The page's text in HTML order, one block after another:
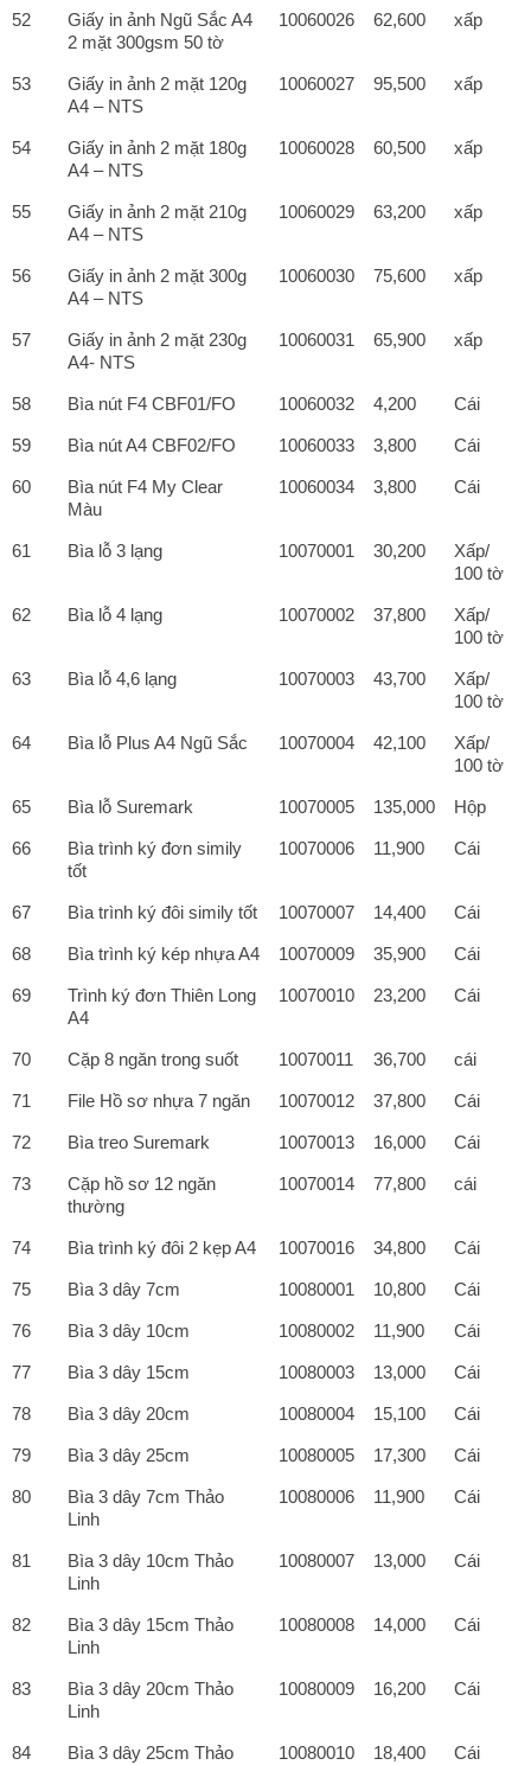
52
Giấy in ảnh Ngũ Sắc A4
2 mặt 300gsm 50 tờ
10060026 62,600 xấp
53
Giấy in ảnh 2 mặt 120g
A4 – NTS
10060027 95,500 xấp
54
Giấy in ảnh 2 mặt 180g
A4 – NTS
10060028 60,500 xấp
55
Giấy in ảnh 2 mặt 210g
A4 – NTS
10060029 63,200 xấp
56
Giấy in ảnh 2 mặt 300g
A4 – NTS
10060030 75,600 xấp
57
Giấy in ảnh 2 mặt 230g
A4- NTS
10060031 65,900 xấp
58 Bìa nút F4 CBF01/FO 10060032 4,200 Cái
59 Bìa nút A4 CBF02/FO 10060033 3,800 Cái
60
Bìa nút F4 My Clear
Màu
10060034 3,800 Cái
61 Bìa lỗ 3 lạng 10070001 30,200
Xấp/
100 tờ
62 Bìa lỗ 4 lạng 10070002 37,800
Xấp/
100 tờ
63 Bìa lỗ 4,6 lạng 10070003 43,700
Xấp/
100 tờ
64 Bìa lỗ Plus A4 Ngũ Sắc 10070004 42,100
Xấp/
100 tờ
65 Bìa lỗ Suremark 10070005 135,000 Hộp
66
Bìa trình ký đơn simily
tốt
10070006 11,900 Cái
67 Bìa trình ký đôi simily tốt 10070007 14,400 Cái
68 Bìa trình ký kép nhựa A4 10070009 35,900 Cái
69
Trình ký đơn Thiên Long
A4
10070010 23,200 Cái
70 Cặp 8 ngăn trong suốt 10070011 36,700 cái
71 File Hồ sơ nhựa 7 ngăn 10070012 37,800 Cái
72 Bìa treo Suremark 10070013 16,000 Cái
73
Cặp hồ sơ 12 ngăn
thường
10070014 77,800 cái
74 Bìa trình ký đôi 2 kẹp A4 10070016 34,800 Cái
75 Bìa 3 dây 7cm 10080001 10,800 Cái
76 Bìa 3 dây 10cm 10080002 11,900 Cái
77 Bìa 3 dây 15cm 10080003 13,000 Cái
78 Bìa 3 dây 20cm 10080004 15,100 Cái
79 Bìa 3 dây 25cm 10080005 17,300 Cái
80
Bìa 3 dây 7cm Thảo
Linh
10080006 11,900 Cái
81
Bìa 3 dây 10cm Thảo
Linh
10080007 13,000 Cái
82
Bìa 3 dây 15cm Thảo
Linh
10080008 14,000 Cái
83
Bìa 3 dây 20cm Thảo
Linh
10080009 16,200 Cái
84 Bìa 3 dây 25cm Thảo 10080010 18,400 Cái